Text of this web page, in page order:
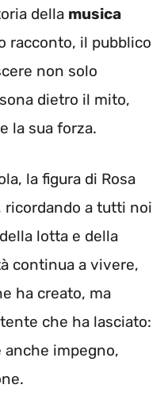
della musica
racconto, il pubblico
non solo
dietro il mito,
la sua forza.
la figura di Rosa
ricordando a tutti noi
lotta e della
continua a vivere,
ha creato, ma
che ha lasciato:
anche impegno,